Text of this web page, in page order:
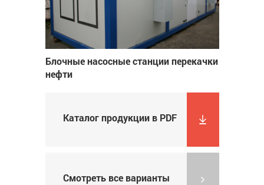
Блочные насосные станции перекачки
нефти
Каталог продукции в PDF
Смотреть все варианты